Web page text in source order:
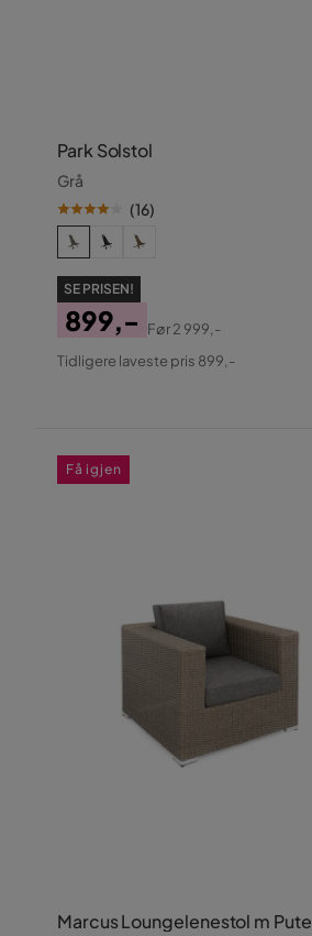
Park Solstol
Grå
(16)
SE PRISEN!
Pris
899,-
Original
Før2 999,-
Tidligere laveste pris 899,-
Marcus Loungelenestol m Pute
Få igjen